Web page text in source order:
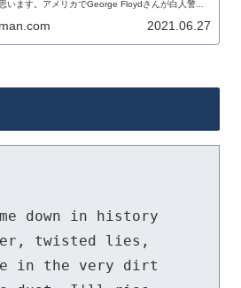
います。アメリカでGeorge Floydさんが白人警...
2021.06.27
down in history
twisted lies,
in the very dirt